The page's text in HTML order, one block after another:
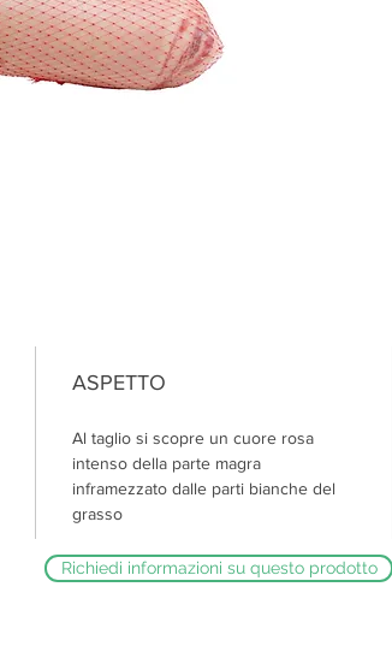
ASPETTO
Al taglio si scopre un cuore rosa
intenso della parte magra
inframezzato dalle parti bianche del
grasso
Richiedi informazioni su questo prodotto